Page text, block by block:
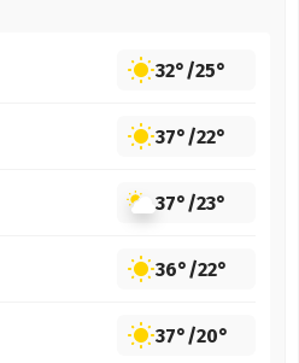
32°/25°
37°/22°
37°/23°
36°/22°
37°/20°